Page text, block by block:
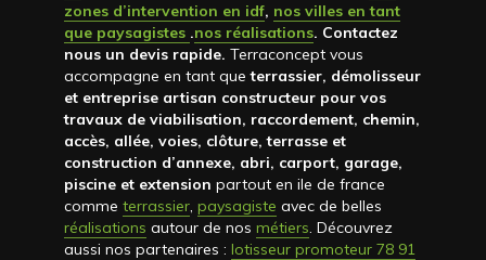
zones d’intervention en idf, nos villes en tant
que paysagistes .nos réalisations. Contactez
nous un devis rapide. Terraconcept vous
accompagne en tant queterrassier, démolisseur
et entreprise artisan constructeur pour vos
travaux de viabilisation, raccordement, chemin,
accès, allée, voies, clôture, terrasse et
construction d’annexe, abri, carport, garage,
piscine et extension partout en ile de france
comme terrassier, paysagiste avec de belles
réalisations autour de nos métiers. Découvrez
aussi nos partenaires : lotisseur promoteur 78 91